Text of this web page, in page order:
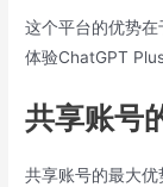
这个平台的优势
体验ChatGPT Plus
共享账号
共享账号的最大优